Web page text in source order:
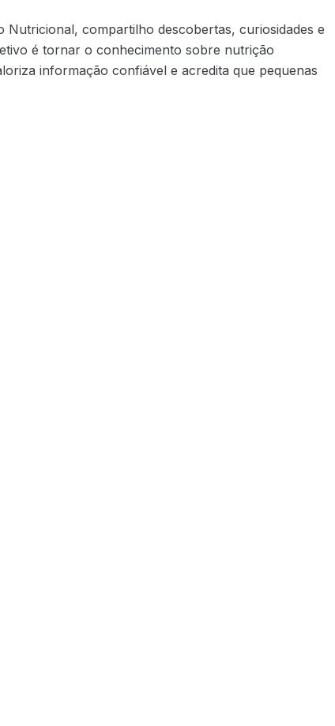
compartilho descobertas, curiosidades e
é tornar o conhecimento sobre nutrição
informação confiável e acredita que pequenas